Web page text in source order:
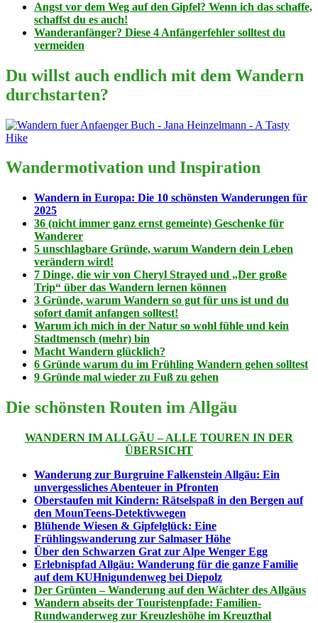
Angst vor dem Weg auf den Gipfel? Wenn ich das schaffe,
schaffst du es auch!
Wanderanfänger? Diese 4 Anfängerfehler solltest du
vermeiden
Du willst auch endlich mit dem Wandern
durchstarten?
Wandermotivation und Inspiration
Wandern in Europa: Die 10 schönsten Wanderungen für
2025
36 (nicht immer ganz ernst gemeinte) Geschenke für
Wanderer
5 unschlagbare Gründe, warum Wandern dein Leben
verändern wird!
7 Dinge, die wir von Cheryl Strayed und „Der große
Trip“ über das Wandern lernen können
3 Gründe, warum Wandern so gut für uns ist und du
sofort damit anfangen solltest!
Warum ich mich in der Natur so wohl fühle und kein
Stadtmensch (mehr) bin
Macht Wandern glücklich?
6 Gründe warum du im Frühling Wandern gehen solltest
9 Gründe mal wieder zu Fuß zu gehen
Die schönsten Routen im Allgäu
WANDERN IM ALLGÄU – ALLE TOUREN IN DER
ÜBERSICHT
Wanderung zur Burgruine Falkenstein Allgäu: Ein
unvergessliches Abenteuer in Pfronten
Oberstaufen mit Kindern: Rätselspaß in den Bergen auf
den MounTeens-Detektivwegen
Blühende Wiesen & Gipfelglück: Eine
Frühlingswanderung zur Salmaser Höhe
Über den Schwarzen Grat zur Alpe Wenger Egg
Erlebnispfad Allgäu: Wanderung für die ganze Familie
auf dem KUHnigundenweg bei Diepolz
Der Grünten – Wanderung auf den Wächter des Allgäus
Wandern abseits der Touristenpfade: Familien-
Rundwanderweg zur Kreuzleshöhe im Kreuzthal